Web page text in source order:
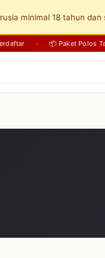
minimal 18 tahun
· 📦 Paket Polos